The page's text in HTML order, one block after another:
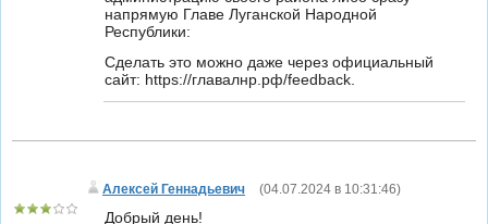
напрямую Главе Луганской Народной
Республики:
Сделать это можно даже через официальный
сайт: https://главалнр.рф/feedback.
Алексей Геннадьевич (04.07.2024 в 10:31:46)
Добрый день!